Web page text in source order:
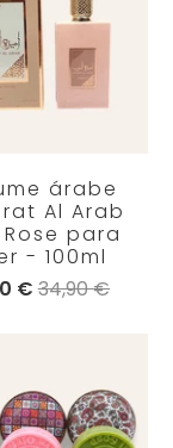
árabe
Al Arab
para
- 100ml
€34,90 €